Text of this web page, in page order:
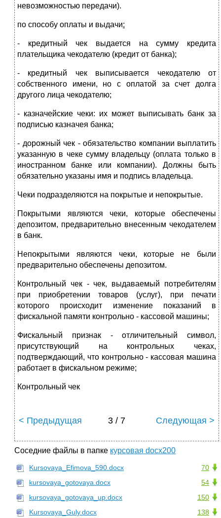
невозможностью передачи).
по способу оплаты и выдачи:
- кредитный чек выдается на сумму кредита
плательщика чекодателю (кредит от банка);
- кредитный чек выписывается чекодателю от
собственного имени, но с оплатой за счет долга
другого лица чекодателю;
- казначейские чеки: их может выписывать банк за
подписью казначея банка;
- дорожный чек - обязательство компании выплатить
указанную в чеке сумму владельцу (оплата только в
иностранном банке или компании). Должны быть
обязательно указаны имя и подпись владельца.
Чеки подразделяются на покрытые и непокрытые.
Покрытыми являются чеки, которые обеспечены
депозитом, предварительно внесенным чекодателем
в банк.
Непокрытыми являются чеки, которые не были
предварительно обеспечены депозитом.
Контрольный чек - чек, выдаваемый потребителям
при приобретении товаров (услуг), при печати
которого происходит изменение показаний в
фискальной памяти контрольно - кассовой машины;
Фискальный признак - отличительный символ,
присутствующий на контрольных чеках,
подтверждающий, что контрольно - кассовая машина
работает в фискальном режиме;
Контрольный чек
< Предыдущая 3 / 7 Следующая >
Соседние файлы в папке курсовая docx200
70
Kursovaya_Efimova_590.docx
54
kursovaya_gotovaya.docx
150
kursovaya_gotovaya_up.docx
138
Kursovaya_Guly.docx